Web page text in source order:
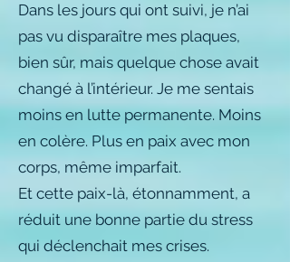
Dans les jours qui ont suivi, je n’ai
pas vu disparaître mes plaques,
bien sûr, mais quelque chose avait
changé à l’intérieur. Je me sentais
moins en lutte permanente. Moins
en colère. Plus en paix avec mon
corps, même imparfait.
Et cette paix-là, étonnamment, a
réduit une bonne partie du stress
qui déclenchait mes crises.